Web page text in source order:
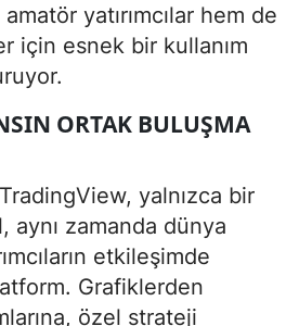
yatırımcılar hem de
için esnek bir kullanım
ORTAK BULUŞMA
yalnızca bir
aynı zamanda dünya
etkileşimde
Grafiklerden
özel strateji